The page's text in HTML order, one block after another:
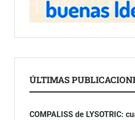
ÚLTIMAS
COMPALISS de LYSOTRIC: